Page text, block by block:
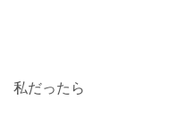
私だったら